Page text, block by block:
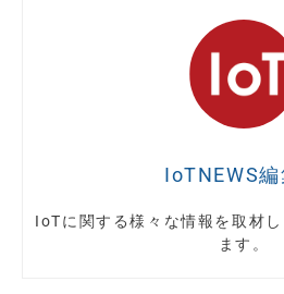
IoTNEWS編
IoTに関する様々な情報を取材
ます。